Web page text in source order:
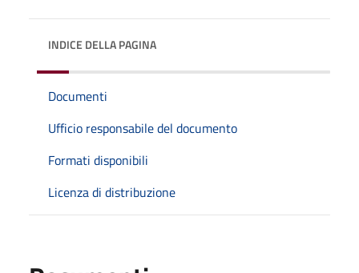
INDICE DELLA PAGINA
Documenti
Ufficio responsabile del documento
Formati disponibili
Licenza di distribuzione